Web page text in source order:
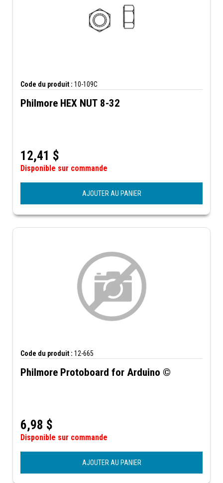
Code du produit : 10-109C
Philmore HEX NUT 8-32
12,41 $
Disponible sur commande
AJOUTER AU PANIER
Code du produit : 12-665
Philmore Protoboard for Arduino ©
6,98 $
Disponible sur commande
AJOUTER AU PANIER